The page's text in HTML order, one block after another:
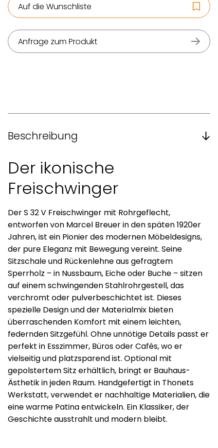
Auf die Wunschliste
Anfrage zum Produkt
Beschreibung
Der ikonische
Freischwinger
Der S 32 V Freischwinger mit Rohrgeflecht,
entworfen von Marcel Breuer in den späten 1920er
Jahren, ist ein Pionier des modernen Möbeldesigns,
der pure Eleganz mit Bewegung vereint. Seine
Sitzschale und Rückenlehne aus gefragtem
Sperrholz – in Nussbaum, Eiche oder Buche – sitzen
auf einem schwingenden Stahlrohrgestell, das
verchromt oder pulverbeschichtet ist. Dieses
spezielle Design und der Materialmix bieten
überraschenden Komfort mit einem leichten,
federnden Sitzgefühl. Ohne unnötige Details passt er
perfekt in Esszimmer, Büros oder Cafés, wo er
vielseitig und platzsparend ist. Optional mit
gepolstertem Sitz erhältlich, bringt er Bauhaus-
Ästhetik in jeden Raum. Handgefertigt in Thonets
Werkstatt, verwendet er nachhaltige Materialien, die
eine warme Patina entwickeln. Ein Klassiker, der
Geschichte ausstrahlt und modern bleibt.